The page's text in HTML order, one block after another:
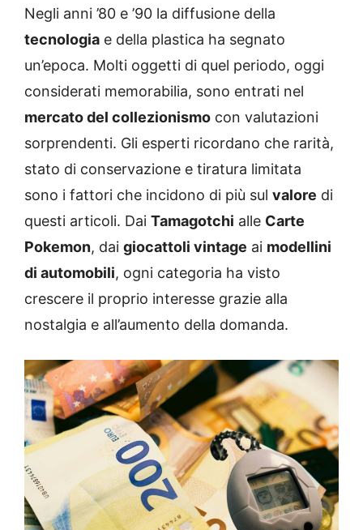
Negli anni ’80 e ’90 la diffusione della
tecnologia e della plastica ha segnato
un’epoca. Molti oggetti di quel periodo, oggi
considerati memorabilia, sono entrati nel
mercato del collezionismo con valutazioni
sorprendenti. Gli esperti ricordano che rarità,
stato di conservazione e tiratura limitata
sono i fattori che incidono di più sul valore di
questi articoli. Dai Tamagotchi alle Carte
Pokemon, dai giocattoli vintage ai modellini
di automobili, ogni categoria ha visto
crescere il proprio interesse grazie alla
nostalgia e all’aumento della domanda.